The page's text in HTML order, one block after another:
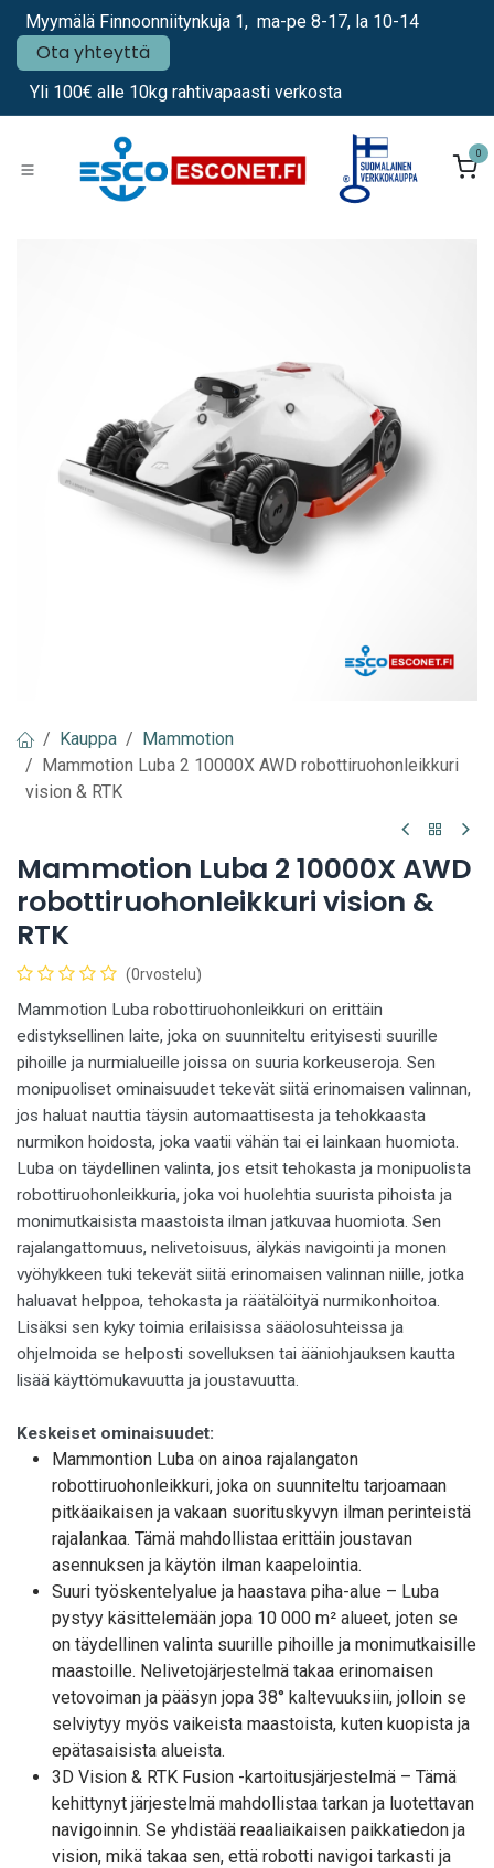
Siirry sisältöön
Myymälä Finnoonniitynkuja 1, ma-pe 8-17, la 10-14
Ota yhteyttä
Yli 100€ alle 10kg rahtivapaasti verkosta
0
Kauppa
Mammotion
Mammotion Luba 2 10000X AWD robottiruohonleikkuri
vision & RTK
Mammotion Luba 2 10000X AWD
robottiruohonleikkuri vision &
RTK
(0rvostelu)
Mammotion Luba robottiruohonleikkuri on erittäin
edistyksellinen laite, joka on suunniteltu erityisesti suurille
pihoille ja nurmialueille joissa on suuria korkeuseroja. Sen
monipuoliset ominaisuudet tekevät siitä erinomaisen valinnan,
jos haluat nauttia täysin automaattisesta ja tehokkaasta
nurmikon hoidosta, joka vaatii vähän tai ei lainkaan huomiota.
Luba on täydellinen valinta, jos etsit tehokasta ja monipuolista
robottiruohonleikkuria, joka voi huolehtia suurista pihoista ja
monimutkaisista maastoista ilman jatkuvaa huomiota. Sen
rajalangattomuus, nelivetoisuus, älykäs navigointi ja monen
vyöhykkeen tuki tekevät siitä erinomaisen valinnan niille, jotka
haluavat helppoa, tehokasta ja räätälöityä nurmikonhoitoa.
Lisäksi sen kyky toimia erilaisissa sääolosuhteissa ja
ohjelmoida se helposti sovelluksen tai ääniohjauksen kautta
lisää käyttömukavuutta ja joustavuutta.
Keskeiset ominaisuudet:
Mammontion Luba on ainoa rajalangaton
robottiruohonleikkuri, joka on suunniteltu tarjoamaan
pitkäaikaisen ja vakaan suorituskyvyn ilman perinteistä
rajalankaa. Tämä mahdollistaa erittäin joustavan
asennuksen ja käytön ilman kaapelointia.
Suuri työskentelyalue ja haastava piha-alue – Luba
pystyy käsittelemään jopa 10 000 m² alueet, joten se
on täydellinen valinta suurille pihoille ja monimutkaisille
maastoille. Nelivetojärjestelmä takaa erinomaisen
vetovoiman ja pääsyn jopa 38° kaltevuuksiin, jolloin se
selviytyy myös vaikeista maastoista, kuten kuopista ja
epätasaisista alueista.
3D Vision & RTK Fusion -kartoitusjärjestelmä – Tämä
kehittynyt järjestelmä mahdollistaa tarkan ja luotettavan
navigoinnin. Se yhdistää reaaliaikaisen paikkatiedon ja
vision, mikä takaa sen, että robotti navigoi tarkasti ja